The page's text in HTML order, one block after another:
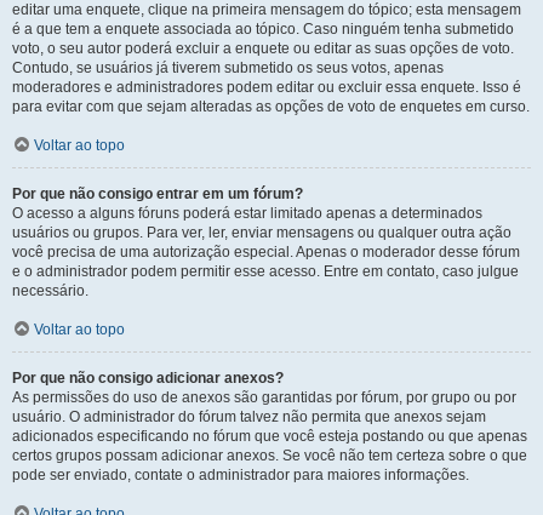
editar uma enquete, clique na primeira mensagem do tópico; esta mensagem
é a que tem a enquete associada ao tópico. Caso ninguém tenha submetido
voto, o seu autor poderá excluir a enquete ou editar as suas opções de voto.
Contudo, se usuários já tiverem submetido os seus votos, apenas
moderadores e administradores podem editar ou excluir essa enquete. Isso é
para evitar com que sejam alteradas as opções de voto de enquetes em curso.
Voltar ao topo
Por que não consigo entrar em um fórum?
O acesso a alguns fóruns poderá estar limitado apenas a determinados
usuários ou grupos. Para ver, ler, enviar mensagens ou qualquer outra ação
você precisa de uma autorização especial. Apenas o moderador desse fórum
e o administrador podem permitir esse acesso. Entre em contato, caso julgue
necessário.
Voltar ao topo
Por que não consigo adicionar anexos?
As permissões do uso de anexos são garantidas por fórum, por grupo ou por
usuário. O administrador do fórum talvez não permita que anexos sejam
adicionados especificando no fórum que você esteja postando ou que apenas
certos grupos possam adicionar anexos. Se você não tem certeza sobre o que
pode ser enviado, contate o administrador para maiores informações.